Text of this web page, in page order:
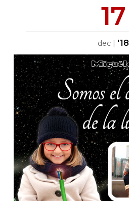
17
dec | '18